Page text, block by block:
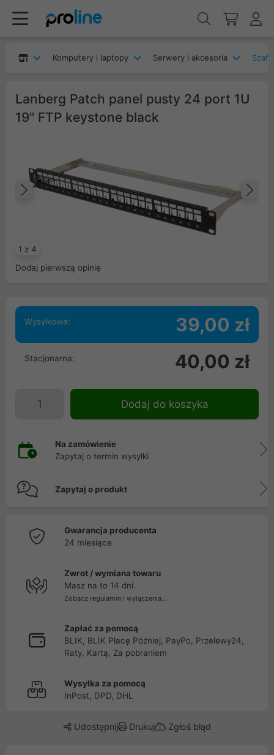
Komputery i laptopy Serwery i akcesoria
Lanberg Patch panel pusty 24 port 1U
19" FTP keystone black
1 z 4
Poprzedni
Dodaj pierwszą opinię
Wysyłkowa: 39,00 zł
Stacjonarna: 40,00 zł
Dodaj do koszyka
Na zamówienie
Zapytaj o termin wysyłki
Zapytaj o produkt
Gwarancja producenta
24 miesiące
Zwrot / wymiana towaru
Masz na to 14 dni.
Zobacz regulamin i wyłączenia...
Zapłać za pomocą
BLIK, BLIK Płacę Później, PayPo, Przelewy24,
Raty, Kartą, Za pobraniem
Wysyłka za pomocą
InPost, DPD, DHL
Udostępnij Drukuj Zgłoś błąd